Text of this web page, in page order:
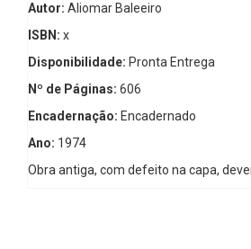
Autor: Aliomar Baleeiro
ISBN: x
Disponibilidade: Pronta Entrega
Nº de Páginas: 606
Encadernação: Encadernado
Ano: 1974
Obra antiga, com defeito na capa,